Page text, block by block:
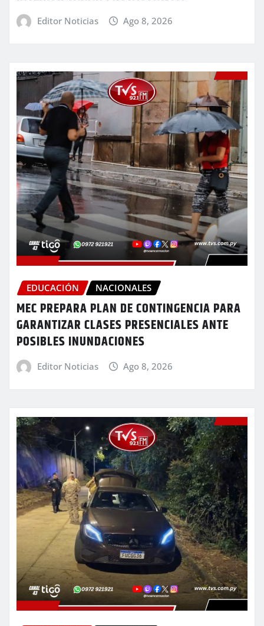
Editor Noticias Ago 8, 2026
EDUCACIÓN NACIONALES
MEC PREPARA PLAN DE CONTINGENCIA PARA
GARANTIZAR CLASES PRESENCIALES ANTE
POSIBLES INUNDACIONES
Editor Noticias Ago 8, 2026